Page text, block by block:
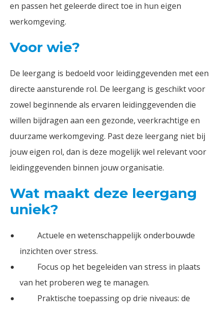
en passen het geleerde direct toe in hun eigen
werkomgeving.
Voor wie?
De leergang is bedoeld voor leidinggevenden met een
directe aansturende rol. De leergang is geschikt voor
zowel beginnende als ervaren leidinggevenden die
willen bijdragen aan een gezonde, veerkrachtige en
duurzame werkomgeving. Past deze leergang niet bij
jouw eigen rol, dan is deze mogelijk wel relevant voor
leidinggevenden binnen jouw organisatie.
Wat maakt deze leergang
uniek?
Actuele en wetenschappelijk onderbouwde
inzichten over stress.
Focus op het begeleiden van stress in plaats
van het proberen weg te managen.
Praktische toepassing op drie niveaus: de